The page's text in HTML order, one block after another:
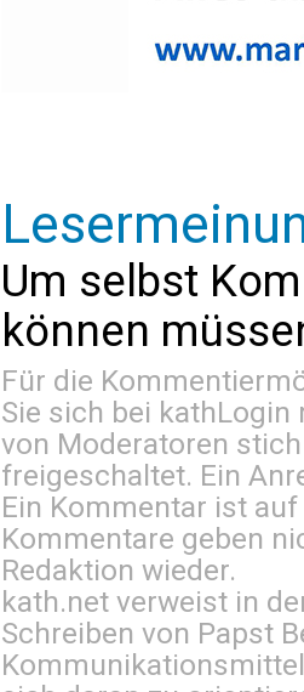
Um selbst
können
Für die
Sie sich bei kathLogin
von Moderatoren
freigeschaltet. Ein
Ein Kommentar ist
Kommentare geben
Redaktion wieder.
kath.net verweist in
Schreiben von Papst